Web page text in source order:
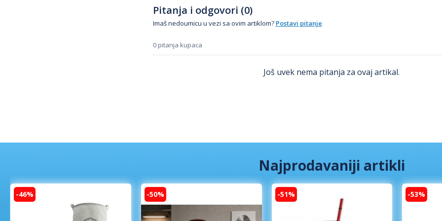
Pitanja i odgovori (0)
Imaš nedoumicu u vezi sa ovim artiklom? Postavi pitanje
0 pitanja kupaca
Još uvek nema pitanja za ovaj artikal.
Najprodavaniji artikli
-46% -50% -51% -53%